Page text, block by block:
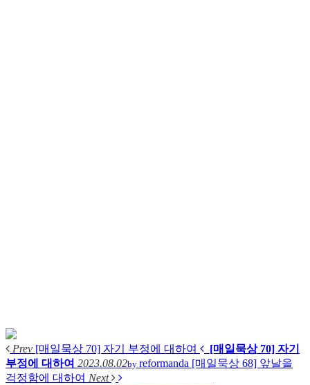
Prev [매일묵상 70] 자기 부정에 대하여
[매일묵상 70] 자기
부정에 대하여 2023.08.02by reformanda [매일묵상 68] 앞날을
걱정함에 대하여 Next